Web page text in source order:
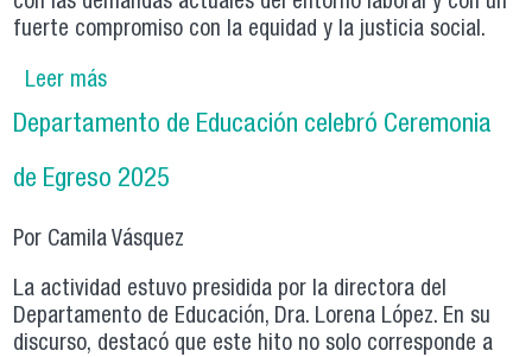
fuerte compromiso con la equidad y la justicia social.
Leer mássobre Programa de Regularización (FPTP) se
integra al Consejo Asesor de Educación Técnico
Profesional de Recoleta
Departamento de Educación celebró Ceremonia
de Egreso 2025
Por Camila Vásquez
La actividad estuvo presidida por la directora del
Departamento de Educación, Dra. Lorena López. En su
discurso, destacó que este hito no solo corresponde a